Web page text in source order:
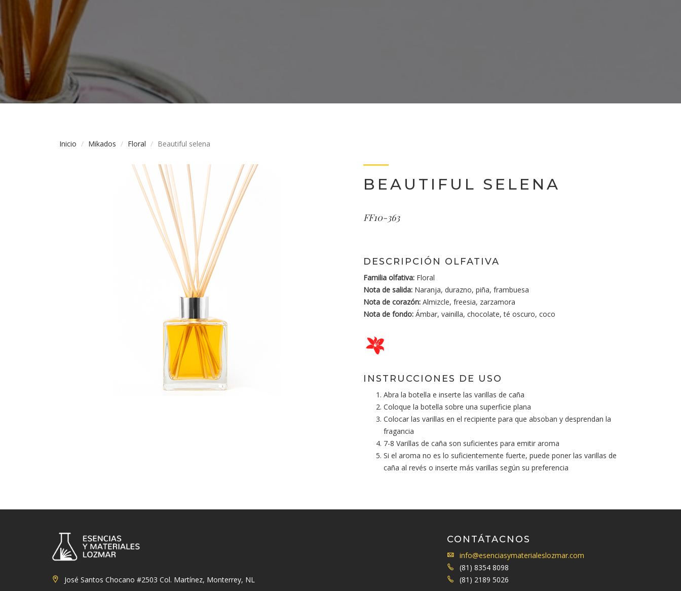
Inicio Mikados Floral Beautiful selena
BEAUTIFUL SELENA
FF10-363
DESCRIPCIÓN OLFATIVA
Familia olfativa: Floral
Nota de salida: Naranja, durazno, piña, frambuesa
Nota de corazón: Almizcle, freesia, zarzamora
Nota de fondo: Ámbar, vainilla, chocolate, té oscuro, coco
INSTRUCCIONES DE USO
Abra la botella e inserte las varillas de caña
Coloque la botella sobre una superficie plana
Colocar las varillas en el recipiente para que absoban y desprendan la
fragancia
7-8 Varillas de caña son suficientes para emitir aroma
Si el aroma no es lo suficientemente fuerte, puede poner las varillas de
caña al revés o inserte más varillas según su preferencia
José Santos Chocano #2503 Col. Martínez, Monterrey, NL
CONTÁTACNOS
info@esenciasymaterialeslozmar.com
(81) 8354 8098
(81) 2189 5026